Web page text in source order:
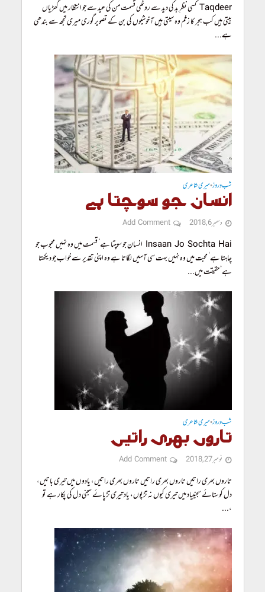
Taqdeer کسی نظرِ بد کی دید سے روٹھی قسمت من کی عید سے جو انتظار میں گھڑیاں
بیتی ہیں کب ہجر کا زخم وہ سیتی ہیں آ خوشیوں کی بن کے تصویر گوری میری تجھ سے بندھی
ہے...
شب و روز•میری شاعری
انسان جو سوچتا ہے
دسمبر 6, 2018 Add Comment
Insaan Jo Sochta Hai انسان جو سوچتا ہے‘ قسمت میں وہ نہیں محبوب جو
چاہتا ہے‘ محبت میں وہ نہیں بہت سی آسیں لگاتا ہے وہ اپنی تقدیر سے خواب جو دیکھتا
ہے‘ حقیقت میں...
شب و روز•میری شاعری
تاروں بھری راتیں
نومبر 27, 2018 Add Comment
تاروں بھری راتیں تاروں بھری راتیں تاروں بھری راتیں، یادوں میں تیری باتیں،
دل کو ستائے سجنییاد میں تیری کیوں نہ تڑپوں، یاد تیری تڑپائے سجنی دل کی پکار ہے تو
،...